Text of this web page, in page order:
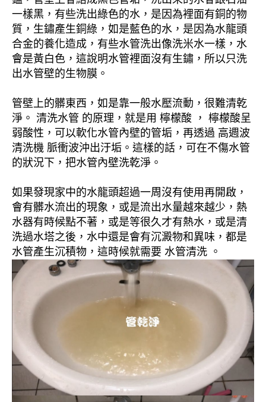
一樣黑，有些洗出綠色的水，是因為裡面有銅的物
質，生鏽產生銅綠，如是藍色的水，是因為水龍頭
合金的養化造成，有些水管洗出像洗米水一樣，水
會是黃白色，這說明水管裡面沒有生鏽，所以只洗
出水管壁的生物膜。
管壁上的髒東西，如是靠一般水壓流動，很難清乾
淨。 清洗水管 的原理，就是用 檸檬酸 ， 檸檬酸呈
弱酸性，可以軟化水管內壁的管垢，再透過 高週波
清洗機 脈衝波沖出汙垢。這樣的話，可在不傷水管
的狀況下，把水管內壁洗乾淨。
如果發現家中的水龍頭超過一周沒有使用再開啟，
會有髒水流出的現象，或是流出水量越來越少，熱
水器有時候點不著，或是等很久才有熱水，或是清
洗過水塔之後，水中還是會有沉澱物和異味，都是
水管產生沉積物，這時候就需要 水管清洗 。